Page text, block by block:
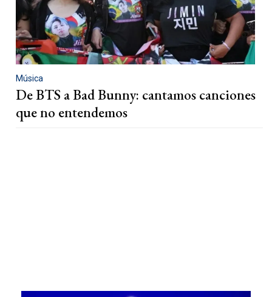
Música
De BTS a Bad Bunny: cantamos canciones
que no entendemos